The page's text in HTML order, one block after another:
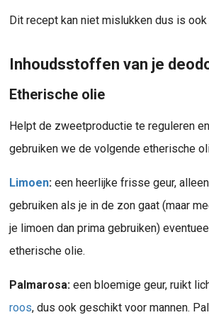
Dit recept kan niet mislukken dus is
Inhoudsstoffen van je
Etherische olie
Helpt de zweetproductie te reguleren
gebruiken we de volgende etherische
Limoen: een heerlijke frisse geur,
gebruiken als je in de zon gaat (maar
je limoen dan prima gebruiken)
etherische olie.
Palmarosa: een bloemige geur, ruikt
roos, dus ook geschikt voor mannen.